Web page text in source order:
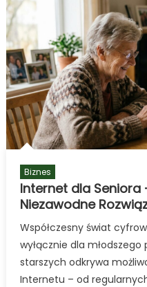
nie
wolno
Biznes
Internet dla Seniora
Niezawodne
Współczesny świat
wyłącznie dla
starszych odkrywa
Internetu – od